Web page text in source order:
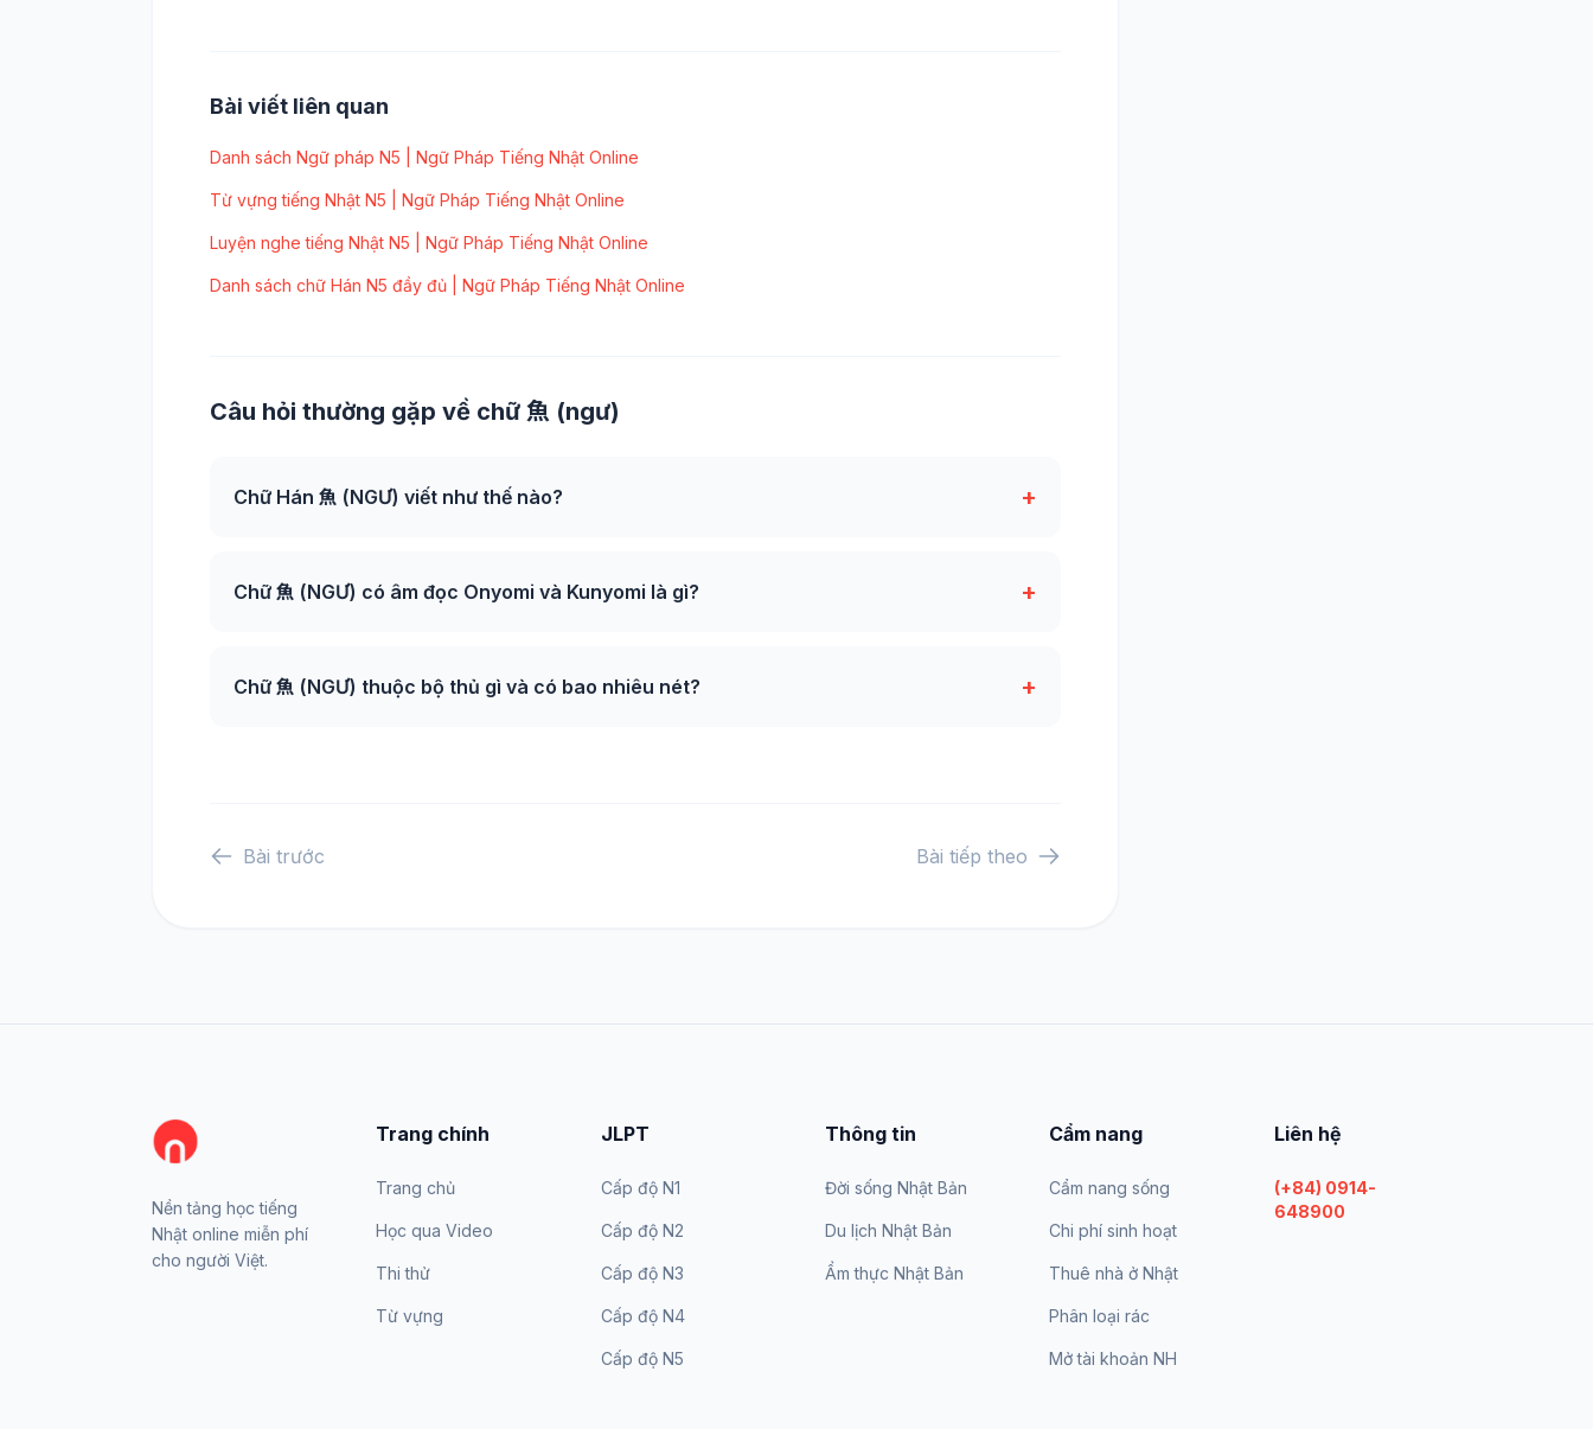
Bài viết liên quan
Danh sách Ngữ pháp N5 | Ngữ Pháp Tiếng Nhật Online
Từ vựng tiếng Nhật N5 | Ngữ Pháp Tiếng Nhật Online
Luyện nghe tiếng Nhật N5 | Ngữ Pháp Tiếng Nhật Online
Danh sách chữ Hán N5 đầy đủ | Ngữ Pháp Tiếng Nhật Online
Câu hỏi thường gặp về chữ 魚 (ngư)
Chữ Hán 魚 (NGƯ) viết như thế nào? +
Chữ 魚 (NGƯ) có âm đọc Onyomi và Kunyomi là gì? +
Chữ 魚 (NGƯ) thuộc bộ thủ gì và có bao nhiêu nét? +
Bài trước Bài tiếp theo
Nền tảng học tiếng
Nhật online miễn phí
cho người Việt.
Trang chính
Trang chủ
Học qua Video
Thi thử
Từ vựng
JLPT
Cấp độ N1
Cấp độ N2
Cấp độ N3
Cấp độ N4
Cấp độ N5
Thông tin
Đời sống Nhật Bản
Du lịch Nhật Bản
Ẩm thực Nhật Bản
Cẩm nang
Cẩm nang sống
Chi phí sinh hoạt
Thuê nhà ở Nhật
Phân loại rác
Mở tài khoản NH
Liên hệ
(+84) 0914-
648900